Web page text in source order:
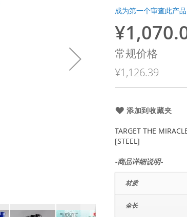
成为第一个审查此产品
特
殊
价
格
常规价格
¥1,126.39
添加到收藏夹
TARGET THE
[STEEL]
-商品详细说明-
材质
全长